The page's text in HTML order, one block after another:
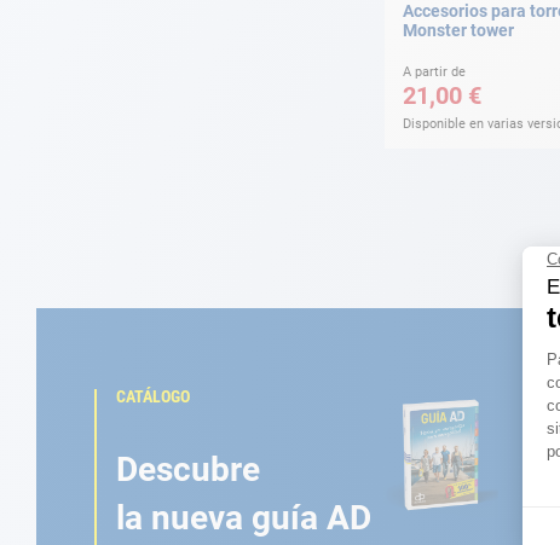
Accesorios para
Monster tower
A partir de
21,00 €
Disponible en varias
CATÁLOGO
Descubre
la nueva guía AD